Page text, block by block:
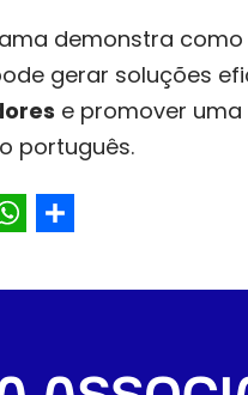
demonstra
gerar soluções
e promover uma
português.
WhatsApp